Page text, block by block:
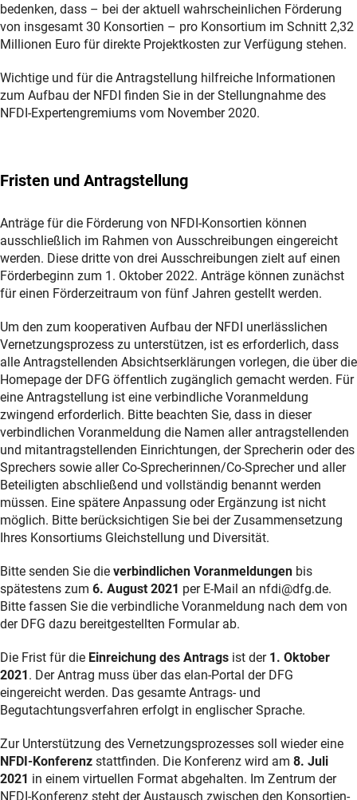
bedenken, dass – bei der aktuell wahrscheinlichen Förderung
von insgesamt 30 Konsortien – pro Konsortium im Schnitt 2,32
Millionen Euro für direkte Projektkosten zur Verfügung stehen.
Wichtige und für die Antragstellung hilfreiche Informationen
zum Aufbau der NFDI finden Sie in der Stellungnahme des
NFDI-Expertengremiums vom November 2020.
Fristen und Antragstellung
Anträge für die Förderung von NFDI-Konsortien können
ausschließlich im Rahmen von Ausschreibungen eingereicht
werden. Diese dritte von drei Ausschreibungen zielt auf einen
Förderbeginn zum 1. Oktober 2022. Anträge können zunächst
für einen Förderzeitraum von fünf Jahren gestellt werden.
Um den zum kooperativen Aufbau der NFDI unerlässlichen
Vernetzungsprozess zu unterstützen, ist es erforderlich, dass
alle Antragstellenden Absichtserklärungen vorlegen, die über die
Homepage der DFG öffentlich zugänglich gemacht werden. Für
eine Antragstellung ist eine verbindliche Voranmeldung
zwingend erforderlich. Bitte beachten Sie, dass in dieser
verbindlichen Voranmeldung die Namen aller antragstellenden
und mitantragstellenden Einrichtungen, der Sprecherin oder des
Sprechers sowie aller Co-Sprecherinnen/Co-Sprecher und aller
Beteiligten abschließend und vollständig benannt werden
müssen. Eine spätere Anpassung oder Ergänzung ist nicht
möglich. Bitte berücksichtigen Sie bei der Zusammensetzung
Ihres Konsortiums Gleichstellung und Diversität.
Bitte senden Sie die verbindlichen Voranmeldungen bis
spätestens zum 6. August 2021 per E-Mail an nfdi@dfg.de.
Bitte fassen Sie die verbindliche Voranmeldung nach dem von
der DFG dazu bereitgestellten Formular ab.
Die Frist für die Einreichung des Antrags ist der 1. Oktober
2021. Der Antrag muss über das elan-Portal der DFG
eingereicht werden. Das gesamte Antrags- und
Begutachtungsverfahren erfolgt in englischer Sprache.
Zur Unterstützung des Vernetzungsprozesses soll wieder eine
NFDI-Konferenz stattfinden. Die Konferenz wird am 8. Juli
2021 in einem virtuellen Format abgehalten. Im Zentrum der
NFDI-Konferenz steht der Austausch zwischen den Konsortien-